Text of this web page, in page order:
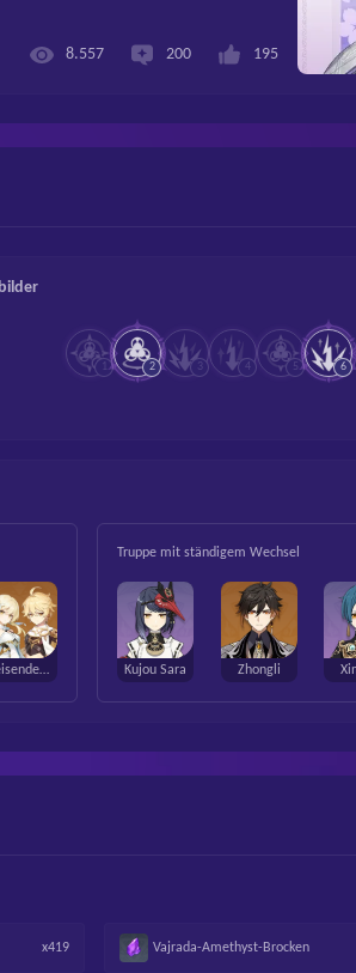
8.557 200 195
1 2 3 4 5 6
Reisender (Dendro)
Truppe mit ständigem Wechsel
Kujou Sara Zhongli
x419 Vajrada-Amethyst-Brocken